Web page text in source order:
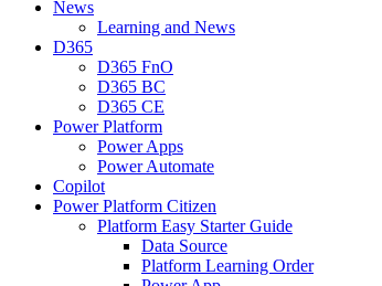
News
Learning and News
D365
D365 FnO
D365 BC
D365 CE
Power Platform
Power Apps
Power Automate
Copilot
Power Platform Citizen
Platform Easy Starter Guide
Data Source
Platform Learning Order